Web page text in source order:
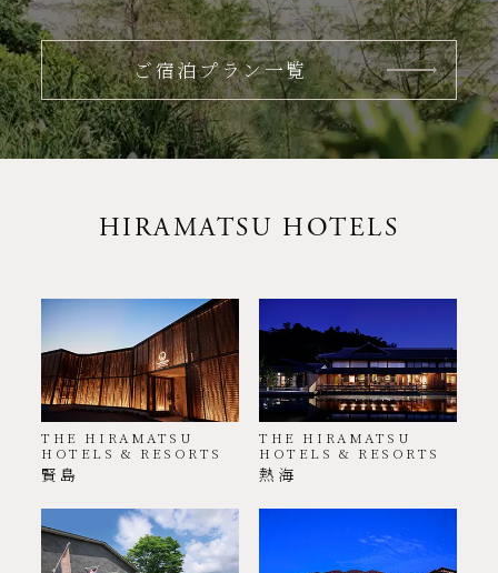
ご宿泊プラン一覧
HIRAMATSU HOTELS
THE HIRAMATSU
HOTELS & RESORTS
賢島
THE HIRAMATSU
HOTELS & RESORTS
熱海